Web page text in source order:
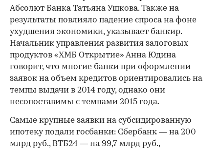
Абсолют Банка Татьяна Ушкова. Также на
результаты повлияло падение спроса на фоне
ухудшения экономики, указывает банкир.
Начальник управления развития залоговых
продуктов «ХМБ Открытие» Анна Юдина
говорит, что многие банки при оформлении
заявок на объем кредитов ориентировались на
темпы выдачи в 2014 году, однако они
несопоставимы с темпами 2015 года.
Самые крупные заявки на субсидированную
ипотеку подали госбанки: Сбербанк — на 200
млрд руб., ВТБ24 — на 99,7 млрд руб.,